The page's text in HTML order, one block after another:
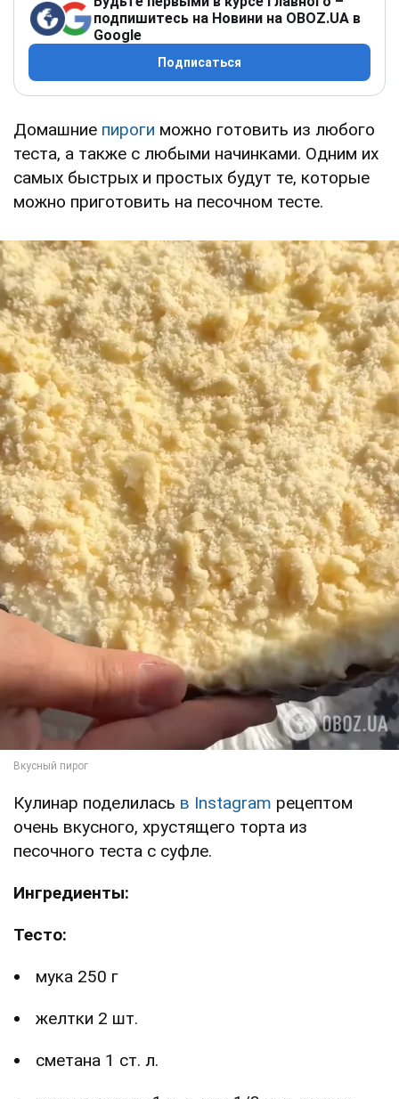
подпишитесь на Новини на OBOZ.UA в
Google
Подписаться
Домашние пироги можно готовить из любого
теста, а также с любыми начинками. Одним их
самых быстрых и простых будут те, которые
можно приготовить на песочном тесте.
Кулинар поделилась в Instagram рецептом
очень вкусного, хрустящего торта из
песочного теста с суфле.
Ингредиенты:
Тесто:
мука 250 г
желтки 2 шт.
сметана 1 ст. л.